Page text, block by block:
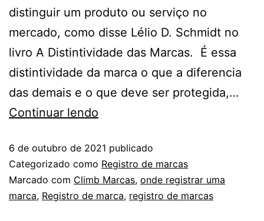
distinguir um produto ou serviço no
mercado, como disse Lélio D. Schmidt no
livro A Distintividade das Marcas. É essa
distintividade da marca o que a diferencia
das demais e o que deve ser protegida,…
Continuar lendo
6 de outubro de 2021 publicado
Categorizado como Registro de marcas
Marcado com Climb Marcas, onde registrar uma
marca, Registro de marca, registro de marcas